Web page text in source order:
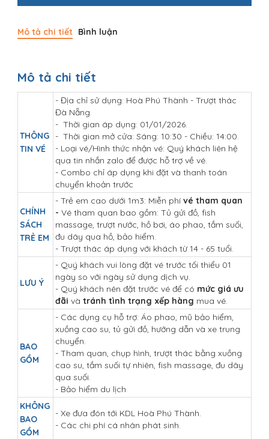
Mô tả chi tiết Bình luận
Mô tả chi tiết
THÔNG
TIN VÉ
- Địa chỉ sử dụng: Hoà Phú Thành - Trượt thác
Đà Nẵng
- Thời gian áp dụng: 01/01/2026.
- Thời gian mở cửa: Sáng: 10:30 - Chiều: 14:00.
- Loại vé/Hình thức nhận vé: Quý khách liên hệ
qua tin nhắn zalo để được hỗ trợ về vé.
- Combo chỉ áp dụng khi đặt và thanh toán
chuyển khoản trước
CHÍNH
SÁCH
TRẺ EM
- Trẻ em cao dưới 1m3: Miễn phí vé tham quan
- Vé tham quan bao gồm: Tủ gửi đồ, fish
massage, trượt nước, hồ bơi, áo phao, tắm suối,
đu dây qua hồ, bảo hiểm.
- Trượt thác áp dụng với khách từ 14 - 65 tuổi.
LƯU Ý
- Quý khách vui lòng đặt vé trước tối thiểu 01
ngày so với ngày sử dụng dịch vụ.
- Quý khách nên đặt trước vé để có mức giá ưu
đãi và tránh tình trạng xếp hàng mua vé.
BAO
GỒM
- Các dụng cụ hỗ trợ: Áo phao, mũ bảo hiểm,
xuồng cao su, tủ gửi đồ, hướng dẫn và xe trung
chuyển.
- Tham quan, chụp hình, trượt thác bằng xuồng
cao su, tắm suối tự nhiên, fish massage, đu dây
qua suối.
- Bảo hiểm du lịch
KHÔNG
BAO
GỒM
- Xe đưa đón tới KDL Hoà Phú Thành.
- Các chi phí cá nhân phát sinh.